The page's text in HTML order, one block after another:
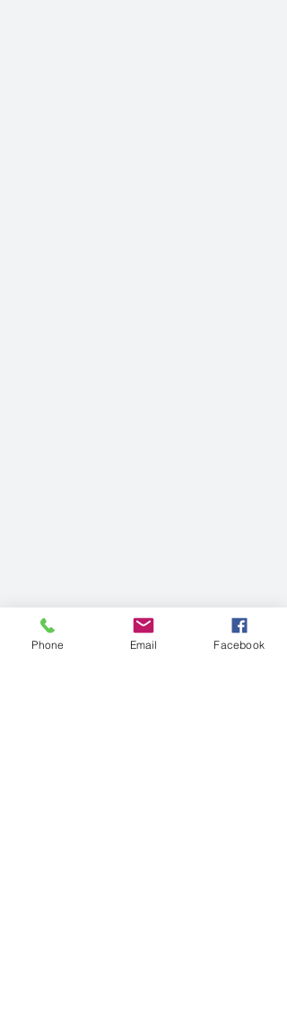
Phone Email Facebook